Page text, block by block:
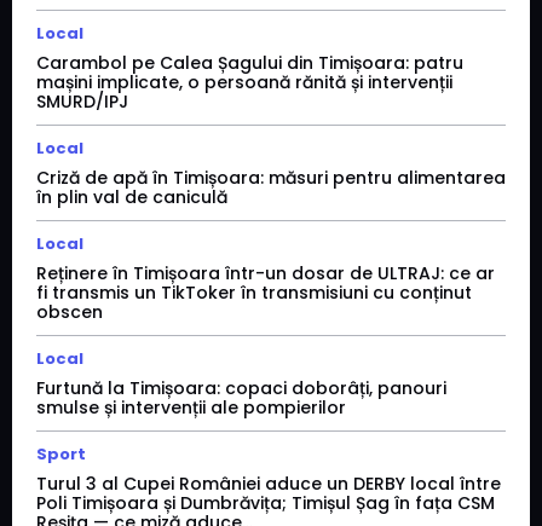
Local
Carambol pe Calea Șagului din Timișoara: patru
mașini implicate, o persoană rănită și intervenții
SMURD/IPJ
Local
Criză de apă în Timișoara: măsuri pentru alimentarea
în plin val de caniculă
Local
Reținere în Timișoara într-un dosar de ULTRAJ: ce ar
fi transmis un TikToker în transmisiuni cu conținut
obscen
Local
Furtună la Timișoara: copaci doborâți, panouri
smulse și intervenții ale pompierilor
Sport
Turul 3 al Cupei României aduce un DERBY local între
Poli Timișoara și Dumbrăvița; Timișul Șag în fața CSM